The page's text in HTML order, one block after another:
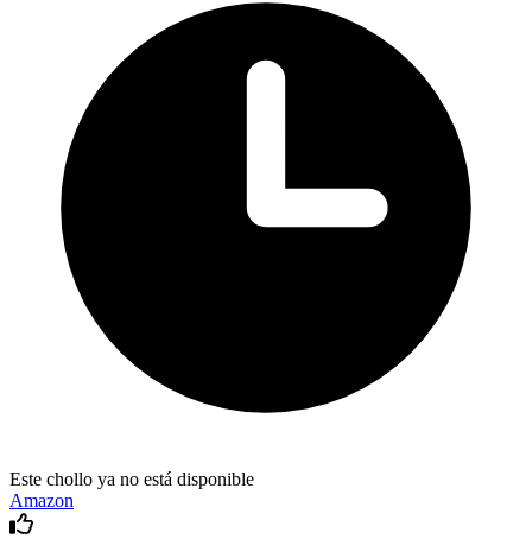
Este chollo ya no está disponible
Amazon